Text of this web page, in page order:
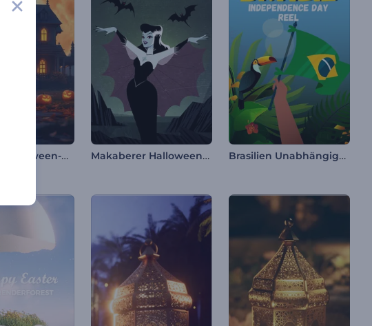
Gruselige Halloween-Animationen Makaberer Halloween-Opener Brasilien Unabhängigkeitstag Reel